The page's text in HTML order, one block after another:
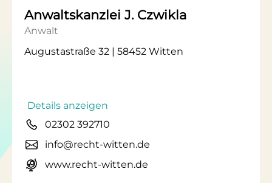
Anwaltskanzlei J. Czwikla
Anwalt
Augustastraße 32 | 58452 Witten
Details anzeigen
02302 392710
info@recht-witten.de
www.recht-witten.de